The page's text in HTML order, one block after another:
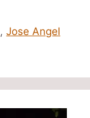
,Jose Angel